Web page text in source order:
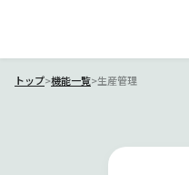
トップ>機能一覧>生産管理